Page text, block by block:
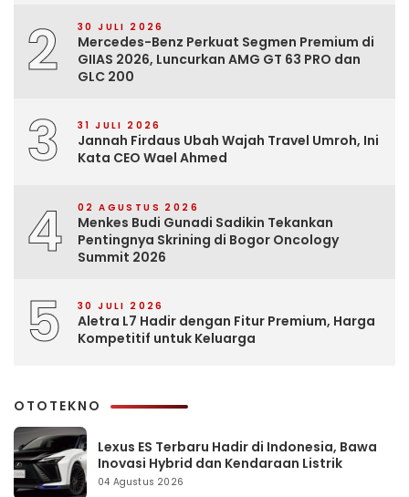
2 30 JULI 2026
Mercedes-Benz Perkuat Segmen Premium di
GIIAS 2026, Luncurkan AMG GT 63 PRO dan
GLC 200
3 31 JULI 2026
Jannah Firdaus Ubah Wajah Travel Umroh, Ini
Kata CEO Wael Ahmed
4 02 AGUSTUS 2026
Menkes Budi Gunadi Sadikin Tekankan
Pentingnya Skrining di Bogor Oncology
Summit 2026
5 30 JULI 2026
Aletra L7 Hadir dengan Fitur Premium, Harga
Kompetitif untuk Keluarga
OTOTEKNO
Lexus ES Terbaru Hadir di Indonesia, Bawa
Inovasi Hybrid dan Kendaraan Listrik
04 Agustus 2026